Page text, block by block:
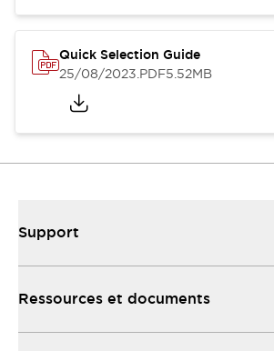
Quick Selection Guide
25/08/2023.PDF5.52MB
Support
Ressources et documents